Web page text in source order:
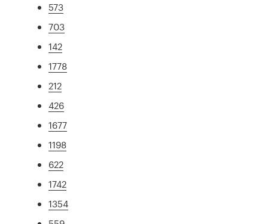
573
703
142
1778
212
426
1677
1198
622
1742
1354